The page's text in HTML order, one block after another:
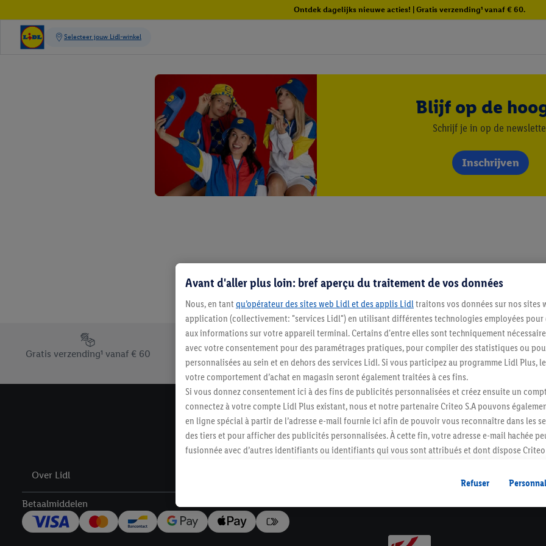
Ontdek dagelijks nieuwe acties! | Gratis verzending¹ vanaf € 60.
Blijf op de
Schrijf je in op de
Inschrijven
Footerelement met de verschillende USPs van Lidl.be
Gratis verzending¹ vanaf € 60
Levering tot bij je thuis of in een
afhaalpunt
Lidl-newsletter
Schrijf je nu in en mis geen enkele aanbieding!
Inschrijven
Over Lidl
Betaalmiddelen
Avant d'aller plus loin: bref aperçu du traitement de vos données
Nous, en tant qu’opérateur des sites web Lidl et des applis Lidl traitons vos données sur nos sites
application (collectivement: "services Lidl") en utilisant différentes technologies employées pour
aux informations sur votre appareil terminal. Certains d'entre elles sont techniquement
avec votre consentement pour des paramétrages pratiques, pour compiler des statistiques ou
personnalisées au sein et en dehors des services Lidl. Si vous participez au programme Lidl Plus,
votre comportement d’achat en magasin seront également traitées à ces fins.
Si vous donnez consentement ici à des fins de publicités personnalisées et créez ensuite un
connectez à votre compte Lidl Plus existant, nous et notre partenaire Criteo S.A pouvons
en ligne spécial à partir de l’adresse e-mail fournie ici afin de pouvoir vous reconnaître dans les
des tiers et pour afficher des publicités personnalisées. À cette fin, votre adresse e-mail hachée
fusionnée avec d’autres identifiants ou identifiants qui vous sont attribués et dont dispose Criteo
vous avez montré de l’intérêt (par exemple en plaçant le produit dans un panier d’un webshop
l’achat) peuvent également être affichées sur plusieurs apppareils et plusieurs services de Lidl si
plusieurs services de Lidl peuvent vous être attribués en utilisant votre adresse e-mail hachée et,
identifiants/identifiants dont dispose Criteo S.A.
Sous « Personnaliser », vous pouvez autoriser des finalités individuelles et trouver de plus amples
Refuser